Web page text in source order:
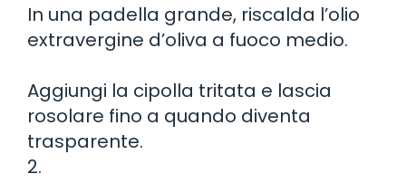
In una padella grande, riscalda l’olio
extravergine d’oliva a fuoco medio.
Aggiungi la cipolla tritata e lascia
rosolare fino a quando diventa
trasparente.
2.